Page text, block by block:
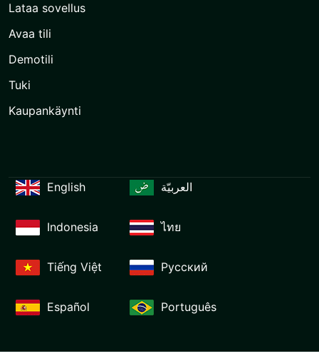
Lataa sovellus
Avaa tili
Demotili
Tuki
Kaupankäynti
English العربيّة
Indonesia ไทย
Tiếng Việt Русский
Español Português